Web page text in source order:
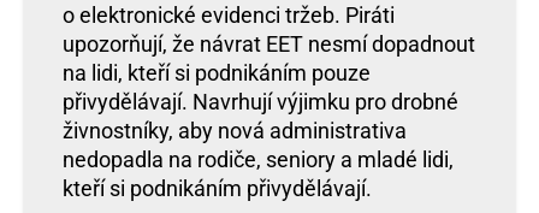
o elektronické evidenci tržeb. Piráti
upozorňují, že návrat EET nesmí dopadnout
na lidi, kteří si podnikáním pouze
přivydělávají. Navrhují výjimku pro drobné
živnostníky, aby nová administrativa
nedopadla na rodiče, seniory a mladé lidi,
kteří si podnikáním přivydělávají.